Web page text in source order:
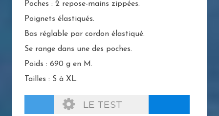
Poches : 2 repose-mains zippées.
Poignets élastiqués.
Bas réglable par cordon élastiqué.
Se range dans une des poches.
Poids : 690 g en M.
Tailles : S à XL.
LE TEST